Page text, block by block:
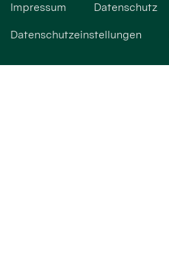
Impressum Datenschutz
Datenschutzeinstellungen